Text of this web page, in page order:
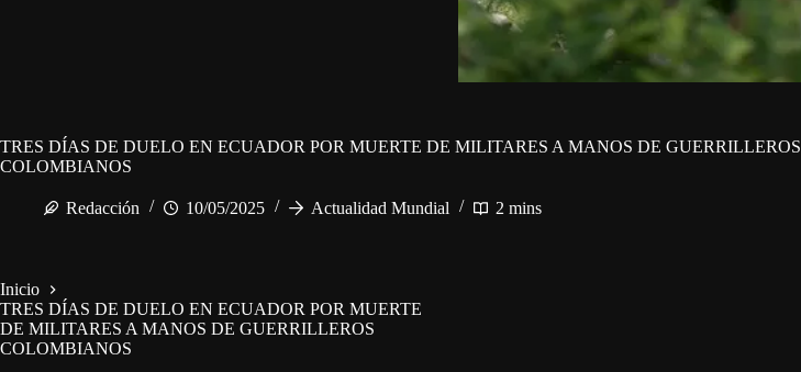
TRES DÍAS DE DUELO EN ECUADOR POR MUERTE DE MILITARES A MANOS DE GUERRILLEROS
COLOMBIANOS
Redacción 10/05/2025 Actualidad Mundial 2 mins
Inicio
TRES DÍAS DE DUELO EN ECUADOR POR MUERTE
DE MILITARES A MANOS DE GUERRILLEROS
COLOMBIANOS